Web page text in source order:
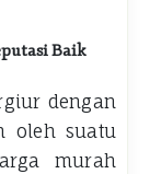
Baik
dengan
oleh suatu
murah